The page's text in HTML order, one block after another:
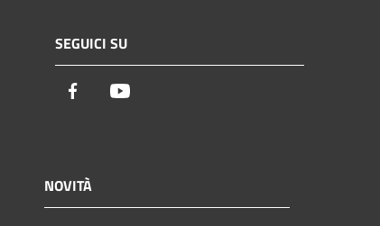
SEGUICI SU
Facebook
NOVITÀ